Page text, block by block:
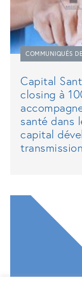
COMMUNIQUÉS
Capital
closing à
santé dans
capital